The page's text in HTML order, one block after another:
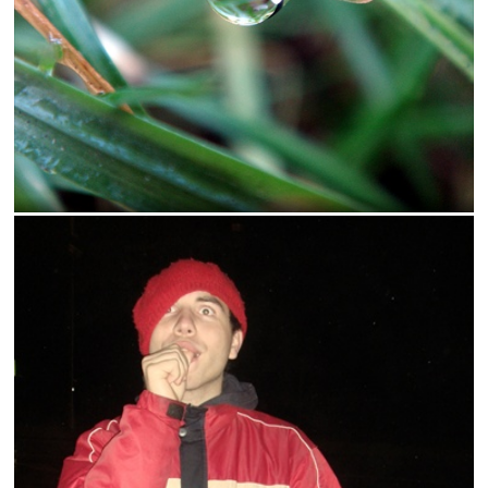
fialová hmla hojdačky hory hrozno jar
koľajnice koník krajina laska
lúčny ľudia mach mak mucha nikita
okno pes princezná ráno rastlina
šípky
tulipán včielka